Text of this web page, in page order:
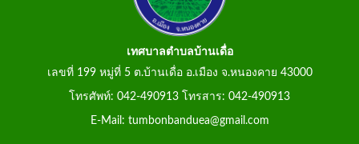
เทศบาลตำบลบ้านเดื่อ
เลขที่ 199 หมู่ที่ 5 ต.บ้านเดื่อ อ.เมือง จ.หนองคาย 43000
โทรศัพท์: 042-490913 โทรสาร: 042-490913
E-Mail: tumbonbanduea@gmail.com